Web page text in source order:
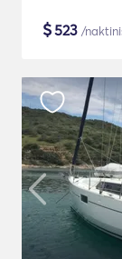
$523 /